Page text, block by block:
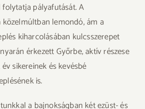
pályafutását. A
lemondó, ám a
kiharcolásában kulcsszerepet
érkezett Győrbe, aktív részese
sikereinek és kevésbé
is.
a bajnokságban két ezüst- és